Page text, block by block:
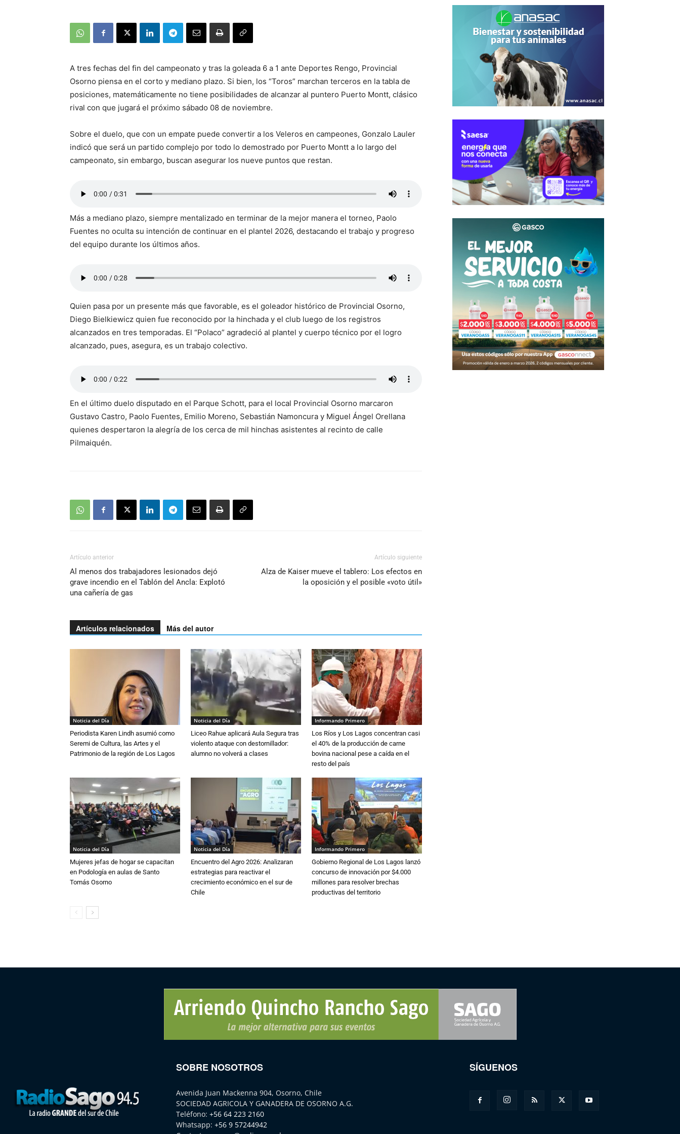
A tres fechas del fin del campeonato y tras la goleada 6 a 1 ante Deportes Rengo, Provincial
Osorno piensa en el corto y mediano plazo. Si bien, los “Toros” marchan terceros en la tabla de
posiciones, matemáticamente no tiene posibilidades de alcanzar al puntero Puerto Montt, clásico
rival con que jugará el próximo sábado 08 de noviembre.
Sobre el duelo, que con un empate puede convertir a los Veleros en campeones, Gonzalo Lauler
indicó que será un partido complejo por todo lo demostrado por Puerto Montt a lo largo del
campeonato, sin embargo, buscan asegurar los nueve puntos que restan.
Más a mediano plazo, siempre mentalizado en terminar de la mejor manera el torneo, Paolo
Fuentes no oculta su intención de continuar en el plantel 2026, destacando el trabajo y progreso
del equipo durante los últimos años.
Quien pasa por un presente más que favorable, es el goleador histórico de Provincial Osorno,
Diego Bielkiewicz quien fue reconocido por la hinchada y el club luego de los registros
alcanzados en tres temporadas. El “Polaco” agradeció al plantel y cuerpo técnico por el logro
alcanzado, pues, asegura, es un trabajo colectivo.
En el último duelo disputado en el Parque Schott, para el local Provincial Osorno marcaron
Gustavo Castro, Paolo Fuentes, Emilio Moreno, Sebastián Namoncura y Miguel Ángel Orellana
quienes despertaron la alegría de los cerca de mil hinchas asistentes al recinto de calle
Pilmaiquén.
Artículo anterior
Al menos dos trabajadores lesionados dejó
grave incendio en el Tablón del Ancla: Explotó
una cañería de gas
Artículo siguiente
Alza de Kaiser mueve el tablero: Los efectos en
la oposición y el posible «voto útil»
Artículos relacionados Más del autor
Noticia del Día
Periodista Karen Lindh asumió como
Seremi de Cultura, las Artes y el
Patrimonio de la región de Los Lagos
Noticia del Día
Liceo Rahue aplicará Aula Segura tras
violento ataque con destornillador:
alumno no volverá a clases
Informando Primero
Los Ríos y Los Lagos concentran casi
el 40% de la producción de carne
bovina nacional pese a caída en el
resto del país
Noticia del Día
Mujeres jefas de hogar se capacitan
en Podología en aulas de Santo
Tomás Osorno
Noticia del Día
Encuentro del Agro 2026: Analizaran
estrategias para reactivar el
crecimiento económico en el sur de
Chile
Informando Primero
Gobierno Regional de Los Lagos lanzó
concurso de innovación por $4.000
millones para resolver brechas
productivas del territorio
SOBRE NOSOTROS
Avenida Juan Mackenna 904, Osorno, Chile
SOCIEDAD AGRICOLA Y GANADERA DE OSORNO A.G.
Teléfono: +56 64 223 2160
Whatsapp: +56 9 57244942
SÍGUENOS